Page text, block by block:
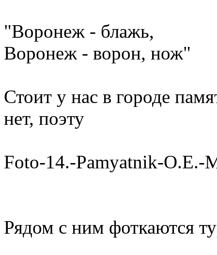
"Воронеж - блажь,
Воронеж - ворон, нож"
Стоит у нас в городе
нет, поэту
Foto-14.-Pamyatnik-O.E.-
Рядом с ним фоткаются